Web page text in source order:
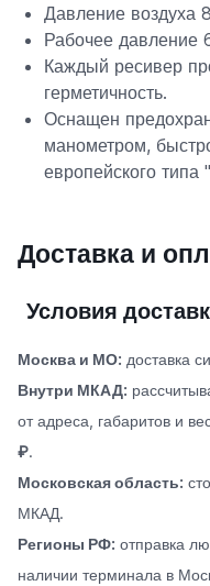
Давление воздуха
Рабочее давление
Каждый ресивер
герметичность.
Оснащен
манометром,
европейского типа
Доставка и
Условия
Москва и МО: доставка
Внутри МКАД:
от адреса, габаритов и
₽.
Московская область:
МКАД.
Регионы РФ: отправка
наличии терминала в